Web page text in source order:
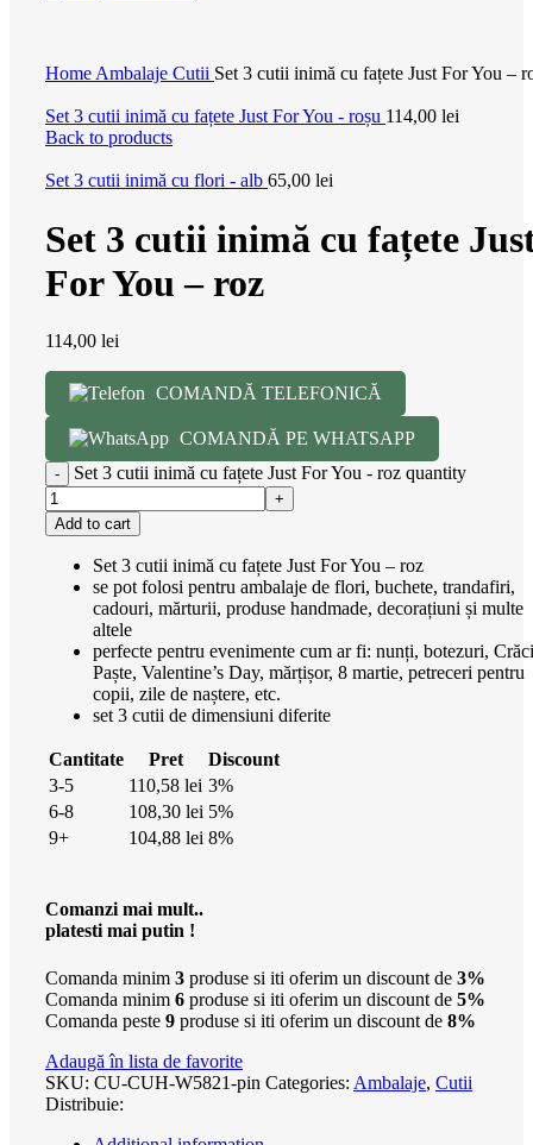
Home Ambalaje Cutii Set 3 cutii inimă cu fațete Just For You –
Set 3 cutii inimă cu fațete Just For You - roșu 114,00 lei
Back to products
Set 3 cutii inimă cu flori - alb 65,00 lei
Set 3 cutii inimă cu fațete
For You – roz
114,00 lei
COMANDĂ TELEFONICĂ
COMANDĂ PE WHATSAPP
Set 3 cutii inimă cu fațete Just For You - roz quantity
Add to cart
Set 3 cutii inimă cu fațete Just For You – roz
se pot folosi pentru ambalaje de flori, buchete, trandafiri,
cadouri, mărturii, produse handmade, decorațiuni și multe
altele
perfecte pentru evenimente cum ar fi: nunți, botezuri,
Paște, Valentine’s Day, mărțișor, 8 martie, petreceri pentru
copii, zile de naștere, etc.
set 3 cutii de dimensiuni diferite
Cantitate Pret
Discount
3-5
110,58 lei 3%
6-8
108,30 lei 5%
9+
104,88 lei 8%
Comanzi mai mult..
platesti mai putin !
Comanda minim 3 produse si iti oferim un discount de 3%
Comanda minim 6 produse si iti oferim un discount de 5%
Comanda peste 9 produse si iti oferim un discount de 8%
Adaugă în lista de favorite
SKU: CU-CUH-W5821-pin Categories: Ambalaje, Cutii
Distribuie: